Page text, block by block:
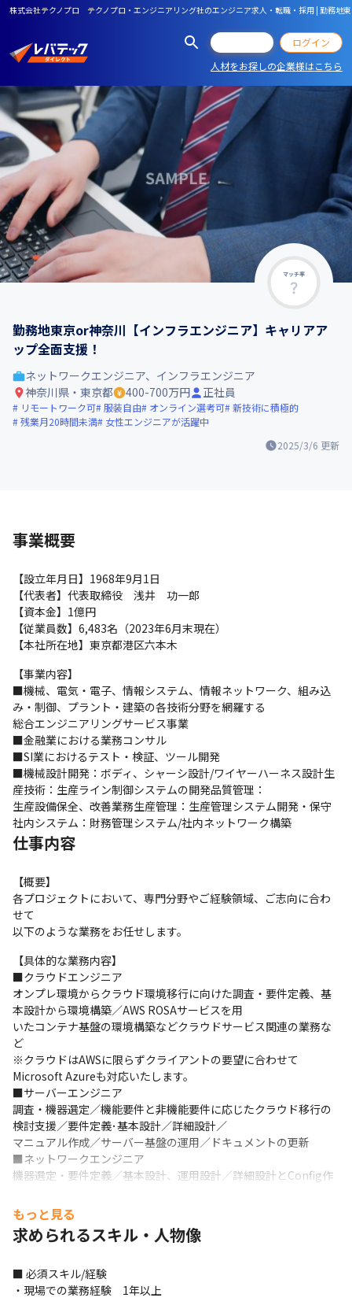
株式会社テクノプロ テクノプロ・エンジニアリング社のエンジニア求人・転職・採用 | 勤務地
ログイン
人材をお探しの企業様はこちら
マッチ率
勤務地東京or神奈川【インフラエンジニア】キャリアア
ップ全面支援！
2025/3/6 更新
ネットワークエンジニア、インフラエンジニア
神奈川県・東京都
400-700万円 正社員
リモートワーク可 服装自由 オンライン選考可 新技術に積極的
残業月20時間未満
女性エンジニアが活躍中
事業概要
【設立年月日】1968年9月1日
【代表者】代表取締役　浅井　功一郎
【資本金】1億円
【従業員数】6,483名（2023年6月末現在）
【本社所在地】東京都港区六本木
【事業内容】
■機械、電気・電子、情報システム、情報ネットワーク、組み込
み・制御、プラント・建築の各技術分野を網羅する
総合エンジニアリングサービス事業
■金融業における業務コンサル
■SI業におけるテスト・検証、ツール開発
■機械設計開発：ボディ、シャーシ設計/ワイヤーハーネス設計生
産技術：生産ライン制御システムの開発品質管理：
生産設備保全、改善業務生産管理：生産管理システム開発・保守
社内システム：財務管理システム/社内ネットワーク構築
仕事内容
【概要】
各プロジェクトにおいて、専門分野やご経験領域、ご志向に合わ
せて
以下のような業務をお任せします。
【具体的な業務内容】
■クラウドエンジニア
オンプレ環境からクラウド環境移行に向けた調査・要件定義、基
本設計から環境構築／AWS ROSAサービスを用
いたコンテナ基盤の環境構築などクラウドサービス関連の業務な
ど
※クラウドはAWSに限らずクライアントの要望に合わせて
Microsoft Azureも対応いたします。
■サーバーエンジニア
調査・機器選定／機能要件と非機能要件に応じたクラウド移行の
検討支援／要件定義･基本設計／詳細設計／
マニュアル作成／サーバー基盤の運用／ドキュメントの更新
■ネットワークエンジニア
機器選定・要件定義／基本設計、運用設計／詳細設計とConfig作
※Cisco、Juniper、F5、FotiGate、Palo Alto、Allied Telesis等
の製品に携われ、ネットワークの基礎的な部分に加え、負荷分散
やファイアウォール等幅広く対応することができます。
もっと見る
求められるスキル・人物像
■ 必須スキル/経験
・現場での業務経験　1年以上